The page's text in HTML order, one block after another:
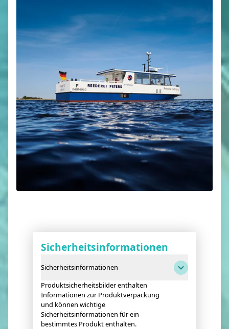
Sicherheitsinformationen
Sicherheitsinformationen
Produktsicherheitsbilder enthalten
Informationen zur Produktverpackung
und können wichtige
Sicherheitsinformationen für ein
bestimmtes Produkt enthalten.